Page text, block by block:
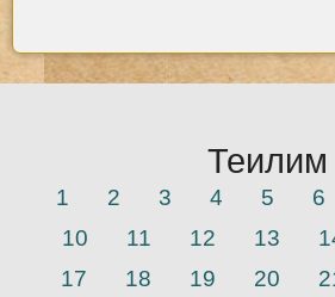
Теилим
1 2 3 4 5 6
10
11 12 13
17
18 19 20